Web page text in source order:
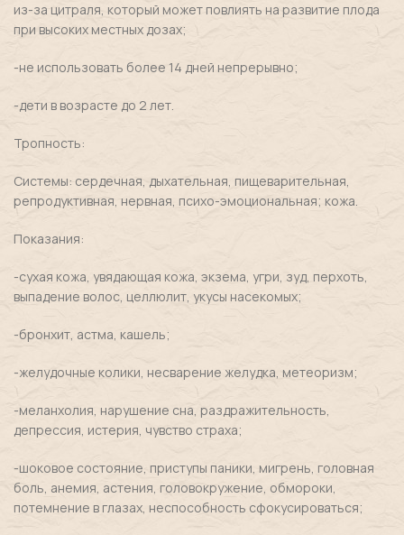
из-за цитраля, который может повлиять на развитие плода
при высоких местных дозах;
-не использовать более 14 дней непрерывно;
-дети в возрасте до 2 лет.
Тропность:
Системы: сердечная, дыхательная, пищеварительная,
репродуктивная, нервная, психо-эмоциональная; кожа.
Показания:
-сухая кожа, увядающая кожа, экзема, угри, зуд, перхоть,
выпадение волос, целлюлит, укусы насекомых;
-бронхит, астма, кашель;
-желудочные колики, несварение желудка, метеоризм;
-меланхолия, нарушение сна, раздражительность,
депрессия, истерия, чувство страха;
-шоковое состояние, приступы паники, мигрень, головная
боль, анемия, астения, головокружение, обмороки,
потемнение в глазах, неспособность сфокусироваться;